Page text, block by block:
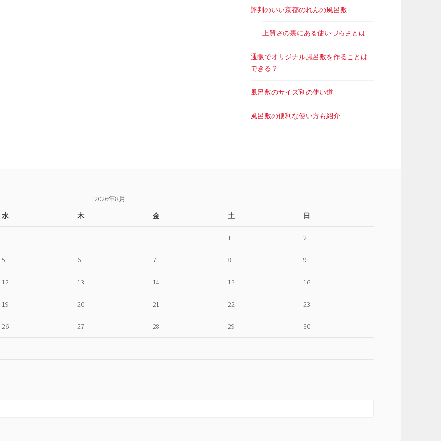
評判のいい京都のれんの風呂敷
上質さの裏にある使いづらさとは
通販でオリジナル風呂敷を作ることは
できる？
風呂敷のサイズ別の使い道
風呂敷の便利な使い方も紹介
2026年8月
水
木 金 土 日
1 2
5 6 7 8 9
12 13 14 15 16
19 20 21 22 23
26 27 28 29 30